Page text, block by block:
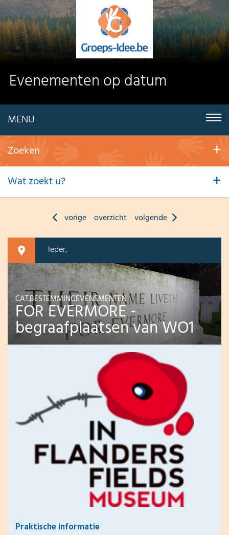
Evenementen op datum
MENU
Zoeken
Wat zoekt u?
vorige overzicht volgende
Ieper,
CAT.BESTEMMINGEVENEMENTEN
FOR EVERMORE -
begraafplaatsen van WO1
Praktische informatie